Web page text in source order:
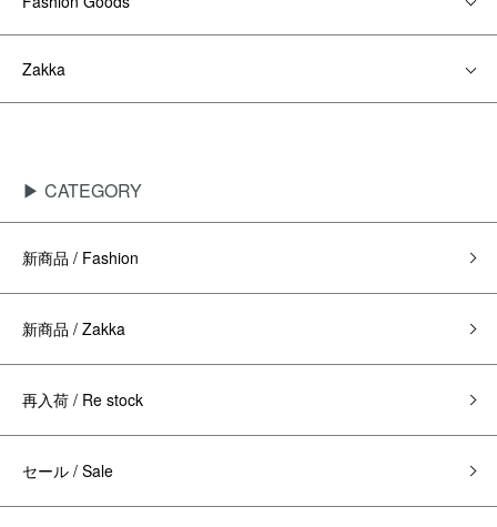
Zakka
▶ CATEGORY
新商品 / Fashion
新商品 / Zakka
再入荷 / Re stock
セール / Sale